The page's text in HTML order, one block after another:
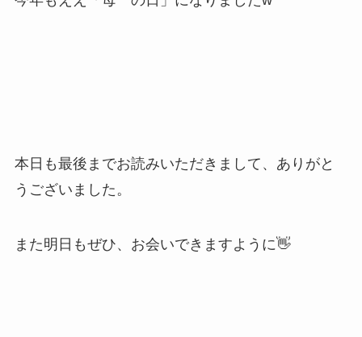
本日も最後までお読みいただきまして、ありがと
うございました。
また明日もぜひ、お会いできますように👋